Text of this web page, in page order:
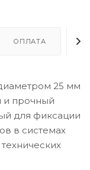
ОПЛАТА
25 мм
и прочный
для фиксации
в системах